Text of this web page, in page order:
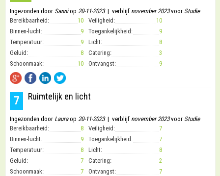
Ingezonden door Sanniop 20-11-2023| verblijf november 2023voor Studie
Bereikbaarheid:
10 Veiligheid:
10
Binnen-lucht:
9 Toegankelijkheid:
9
Temperatuur:
9 Licht:
8
Geluid:
8 Catering:
3
Schoonmaak:
10 Ontvangst: 9
7 Ruimtelijk en licht
Ingezonden door Lauraop 20-11-2023| verblijf november 2023voor Studie
Bereikbaarheid:
8 Veiligheid:
7
Binnen-lucht:
9 Toegankelijkheid:
7
Temperatuur:
8 Licht:
8
Geluid:
7 Catering:
2
Schoonmaak:
7 Ontvangst: 7